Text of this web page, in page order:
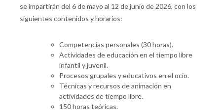
se impartirán del 6 de mayo al 12 de junio de 2026, con los
siguientes contenidos y horarios:
Competencias personales (30 horas).
Actividades de educación en el tiempo libre
infantil y juvenil.
Procesos grupales y educativos en el ocio.
Técnicas y recursos de animación en
actividades de tiempo libre.
150 horas teóricas.